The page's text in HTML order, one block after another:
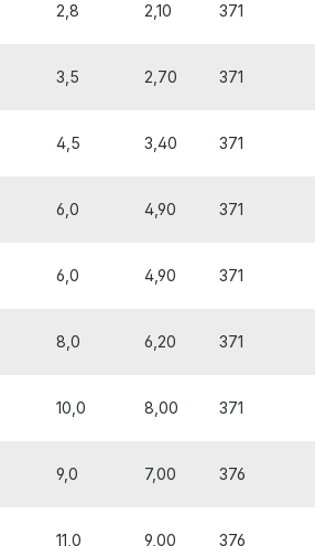
2,8 2,10 371
3,5 2,70 371
4,5 3,40 371
6,0 4,90 371
6,0 4,90 371
8,0 6,20 371
10,0 8,00 371
9,0 7,00 376
11,0 9,00 376